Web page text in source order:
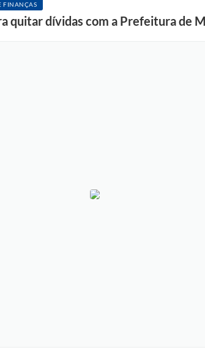
FINANÇAS
quitar dívidas com a Prefeitura de